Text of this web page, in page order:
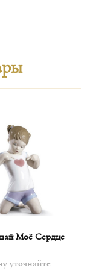
Моё Сердце
уточняйте